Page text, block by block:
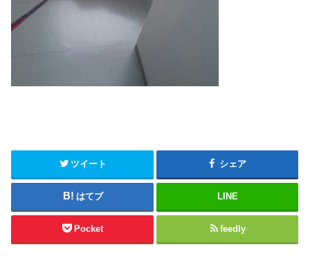
ツイート シェア
はてブ LINE
Pocket feedly